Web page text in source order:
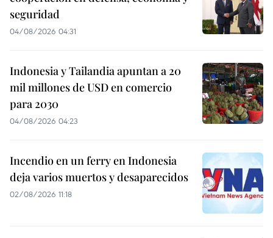
seguridad
04/08/2026 04:31
Indonesia y Tailandia apuntan a 20
mil millones de USD en comercio
para 2030
04/08/2026 04:23
Incendio en un ferry en Indonesia
deja varios muertos y desaparecidos
02/08/2026 11:18